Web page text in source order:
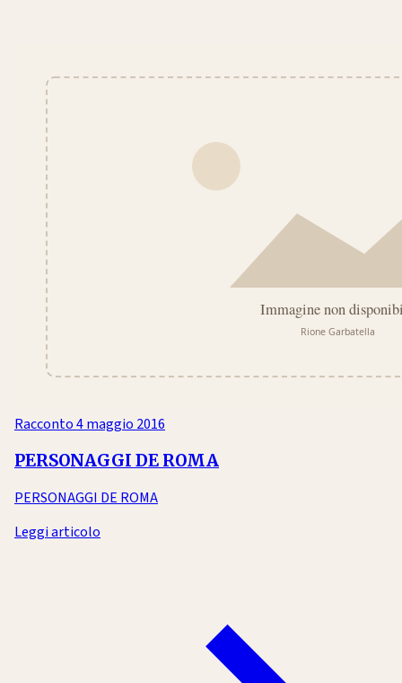
Racconto4 maggio 2016
PERSONAGGI DE ROMA
PERSONAGGI DE ROMA
Leggi articolo